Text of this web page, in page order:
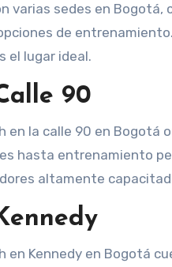
varias sedes en Bogotá,
de
el lugar ideal.
90
en la calle 90 en
hasta entrenamiento
altamente
en Kennedy en Bogotá